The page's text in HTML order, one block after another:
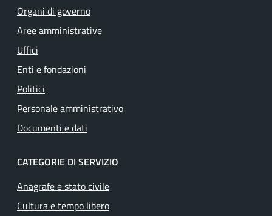
Organi di governo
Aree amministrative
Uffici
Enti e fondazioni
Politici
Personale amministrativo
Documenti e dati
CATEGORIE DI SERVIZIO
Anagrafe e stato civile
Cultura e tempo libero